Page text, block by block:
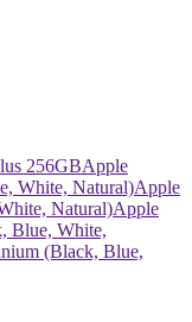
256GBApple
White, Natural)Apple
Natural)Apple
Blue, White,
(Black, Blue,